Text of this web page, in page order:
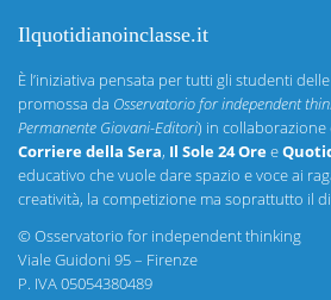
Ilquotidianoinclasse.it
È l’iniziativa pensata per tutti gli studenti
promossa da Osservatorio for independent
Permanente Giovani-Editori) in
Corriere della Sera, Il Sole 24 Oree
educativo che vuole dare spazio e voce ai
creatività, la competizione ma soprattutto il
©Osservatorio for independent thinking
Viale Guidoni 95 – Firenze
P. IVA 05054380489